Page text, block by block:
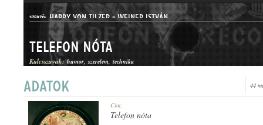
HARRY VON TILZER-WEINER ISTVÁN
MŰFAJ: KUPLÉ
Telefon nóta
Kulcsszavak: humor szerelem technika
44
Cím:
Telefon nóta